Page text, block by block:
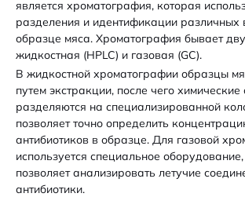
является хроматография, которая
разделения и идентификации различных
образце мяса. Хроматография бывает
жидкостная (HPLC) и газовая (GC).
В жидкостной хроматографии образцы
путем экстракции, после чего химические
разделяются на специализированной
позволяет точно определить
антибиотиков в образце. Для газовой
используется специальное
позволяет анализировать летучие
антибиотики.